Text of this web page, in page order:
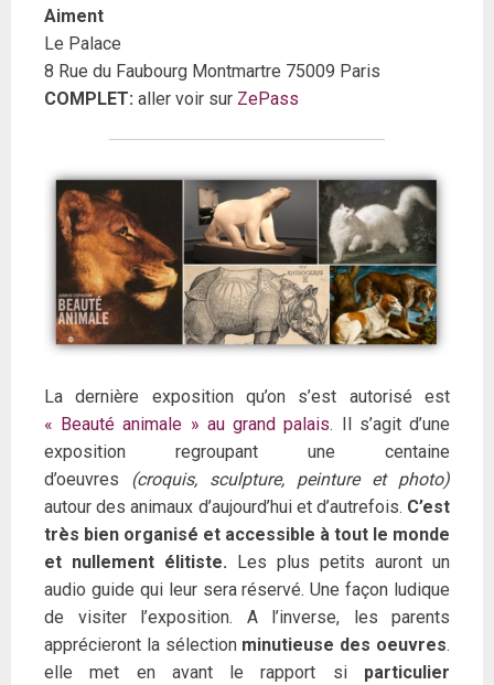
Aiment
Le Palace
8 Rue du Faubourg Montmartre 75009 Paris
COMPLET: aller voir sur ZePass
La dernière exposition qu’on s’est autorisé est
« Beauté animale » au grand palais. Il s’agit d’une
exposition regroupant une centaine
d’oeuvres (croquis, sculpture, peinture et photo)
autour des animaux d’aujourd’hui et d’autrefois. C’est
très bien organisé et accessible à tout le monde
et nullement élitiste. Les plus petits auront un
audio guide qui leur sera réservé. Une façon ludique
de visiter l’exposition. A l’inverse, les parents
apprécieront la sélection minutieuse des oeuvres.
elle met en avant le rapport si particulier